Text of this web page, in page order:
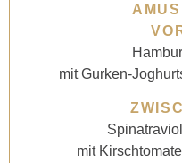
mit Gurken-
mit